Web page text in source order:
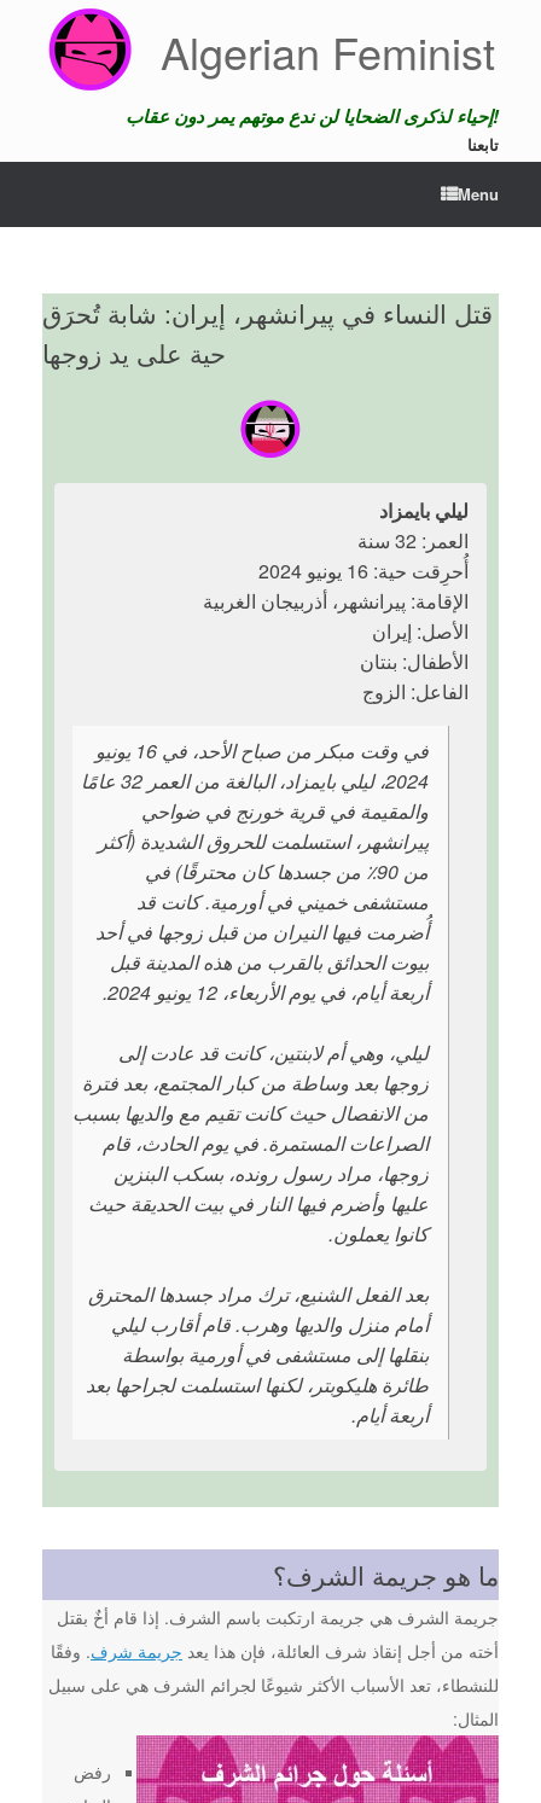
content
Algerian Feminist
إحياء لذكرى الضحايا لن ندع موتهم يمر دون عقاب!
تابعنا
Menu
قتل النساء في پیرانشهر، إيران: شابة تُحرَق
حية على يد زوجها
ليلي بايمزاد
العمر: 32 سنة
أُحرِقت حية: 16 يونيو 2024
الإقامة: پیرانشهر، أذربيجان الغربية
الأصل: إيران
الأطفال: بنتان
الفاعل: الزوج
في وقت مبكر من صباح الأحد، في 16 يونيو
2024، ليلي بايمزاد، البالغة من العمر 32 عامًا
والمقيمة في قرية خورنج في ضواحي
پیرانشهر، استسلمت للحروق الشديدة (أكثر
من 90٪ من جسدها كان محترقًا) في
مستشفى خميني في أورمية. كانت قد
أُضرمت فيها النيران من قبل زوجها في أحد
بيوت الحدائق بالقرب من هذه المدينة قبل
أربعة أيام، في يوم الأربعاء، 12 يونيو 2024.
ليلي، وهي أم لابنتين، كانت قد عادت إلى
زوجها بعد وساطة من كبار المجتمع، بعد فترة
من الانفصال حيث كانت تقيم مع والديها بسبب
الصراعات المستمرة. في يوم الحادث، قام
زوجها، مراد رسول رونده، بسكب البنزين
عليها وأضرم فيها النار في بيت الحديقة حيث
كانوا يعملون.
بعد الفعل الشنيع، ترك مراد جسدها المحترق
أمام منزل والديها وهرب. قام أقارب ليلي
بنقلها إلى مستشفى في أورمية بواسطة
طائرة هليكوبتر، لكنها استسلمت لجراحها بعد
أربعة أيام.
ما هو جريمة الشرف؟
جريمة الشرف هي جريمة ارتكبت باسم الشرف. إذا قام أخٌ بقتل
أخته من أجل إنقاذ شرف العائلة، فإن هذا يعد جريمة شرف. وفقًا
للنشطاء، تعد الأسباب الأكثر شيوعًا لجرائم الشرف هي على سبيل
المثال:
رفض